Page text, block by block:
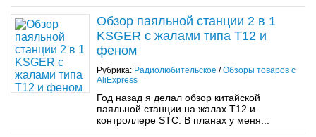
Обзор паяльной станции 2 в 1
KSGER с жалами типа T12 и
феном
Рубрика: Радиолюбительское /Обзоры товаров с
AliExpress
Год назад я делал обзор китайской
паяльной станции на жалах T12 и
контроллере STC. В планах у меня...